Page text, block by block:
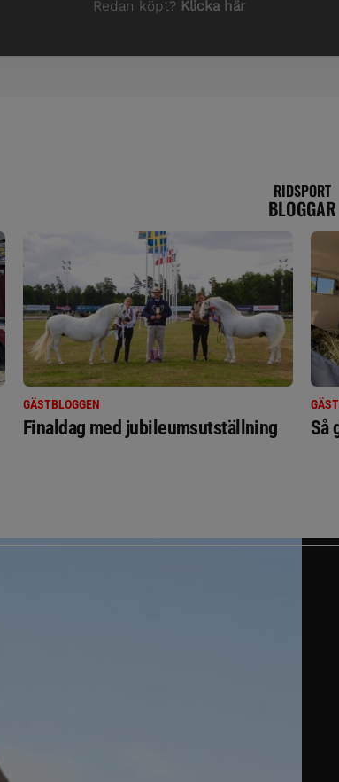
RIDSPORT
BLOGGAR
GÄSTBLOGGEN
Finaldag med jubileumsutställning Så